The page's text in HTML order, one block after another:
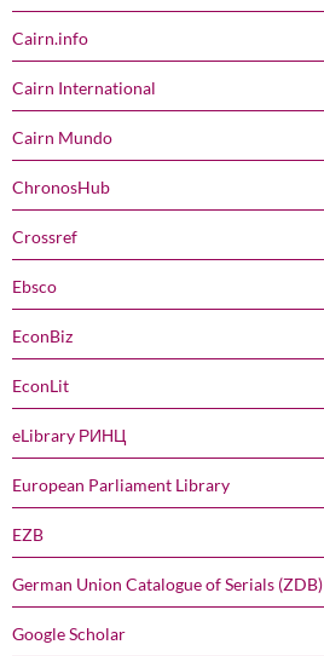
Cairn.info
Cairn International
Cairn Mundo
ChronosHub
Crossref
Ebsco
EconBiz
EconLit
eLibrary РИНЦ
European Parliament Library
EZB
German Union Catalogue of Serials (ZDB)
Google Scholar